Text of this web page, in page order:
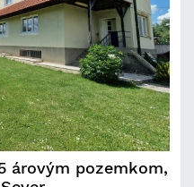
árovým pozemkom,